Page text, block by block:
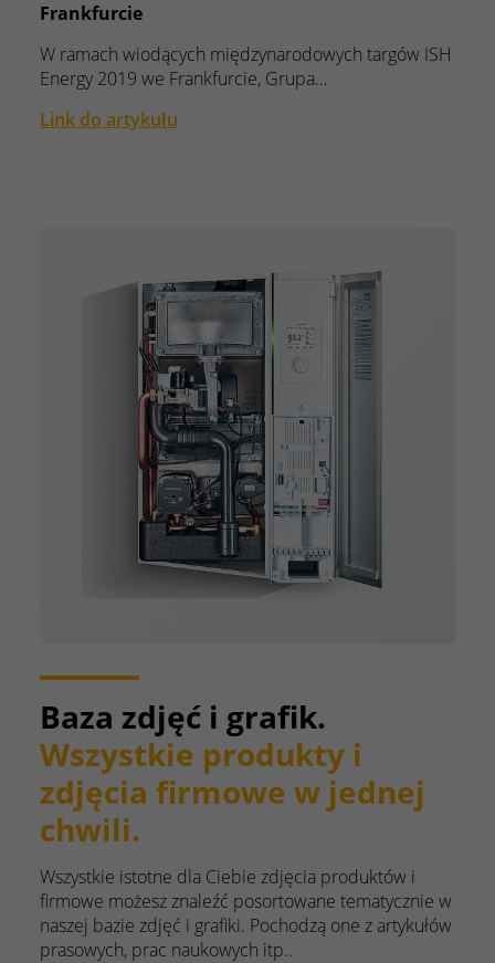
Frankfurcie
W ramach wiodących międzynarodowych targów ISH
Energy 2019 we Frankfurcie, Grupa…
Link do artykułu
Baza zdjęć i grafik.
Wszystkie produkty i
zdjęcia firmowe w jednej
chwili.
Wszystkie istotne dla Ciebie zdjęcia produktów i
firmowe możesz znaleźć posortowane tematycznie w
naszej bazie zdjęć i grafiki. Pochodzą one z artykułów
prasowych, prac naukowych itp..